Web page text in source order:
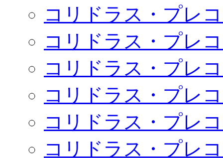
コリドラス・プレ
コリドラス・プレ
コリドラス・プレ
コリドラス・プレ
コリドラス・プレ
コリドラス・プレ